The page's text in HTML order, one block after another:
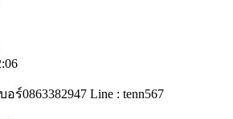
0863382947 Line : tenn567